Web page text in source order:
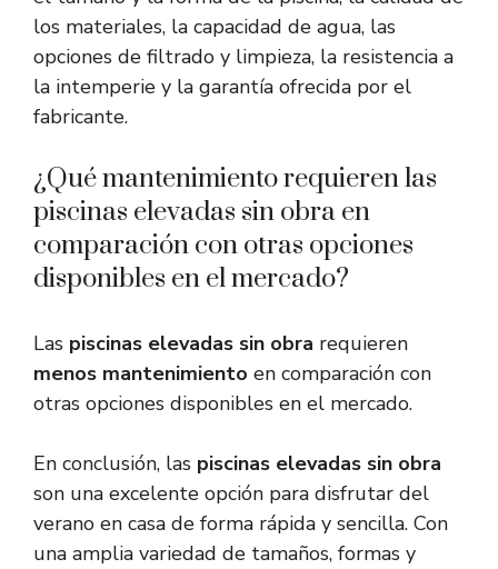
los materiales, la capacidad de agua, las
opciones de filtrado y limpieza, la resistencia a
la intemperie y la garantía ofrecida por el
fabricante.
¿Qué mantenimiento requieren las
piscinas elevadas sin obra en
comparación con otras opciones
disponibles en el mercado?
Las piscinas elevadas sin obra requieren
menos mantenimiento en comparación con
otras opciones disponibles en el mercado.
En conclusión, las piscinas elevadas sin obra
son una excelente opción para disfrutar del
verano en casa de forma rápida y sencilla. Con
una amplia variedad de tamaños, formas y